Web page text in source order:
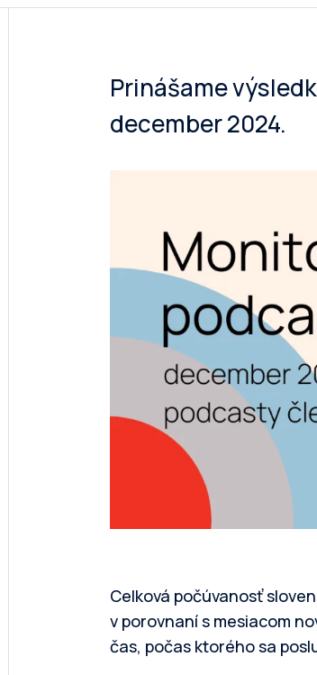
Prinášame
december 2024.
Celková počúvanosť
v porovnaní s mesiacom
čas, počas ktorého sa